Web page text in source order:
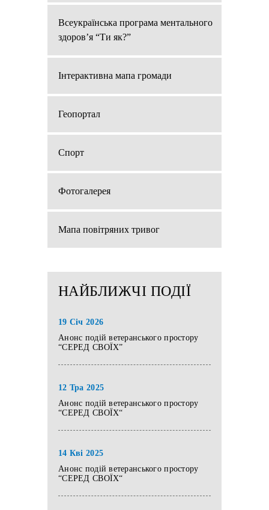
Всеукраїнська програма ментального
здоров’я “Ти як?”
Інтерактивна мапа громади
Геопортал
Спорт
Фотогалерея
Мапа повітряних тривог
НАЙБЛИЖЧІ ПОДІЇ
19 Січ 2026
Анонс подій ветеранського простору
“СЕРЕД СВОЇХ”
12 Тра 2025
Анонс подій ветеранського простору
“СЕРЕД СВОЇХ“
14 Кві 2025
Анонс подій ветеранського простору
“СЕРЕД СВОЇХ“